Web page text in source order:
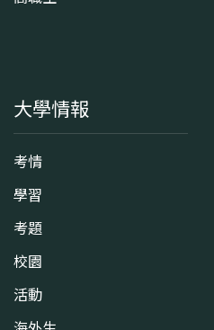
大學情報
考情
學習
考題
校園
活動